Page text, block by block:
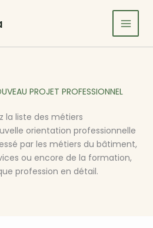
PROJET PROFESSIONNEL
la liste des métiers
orientation professionnelle
par les métiers du bâtiment,
ou encore de la formation,
profession en détail.